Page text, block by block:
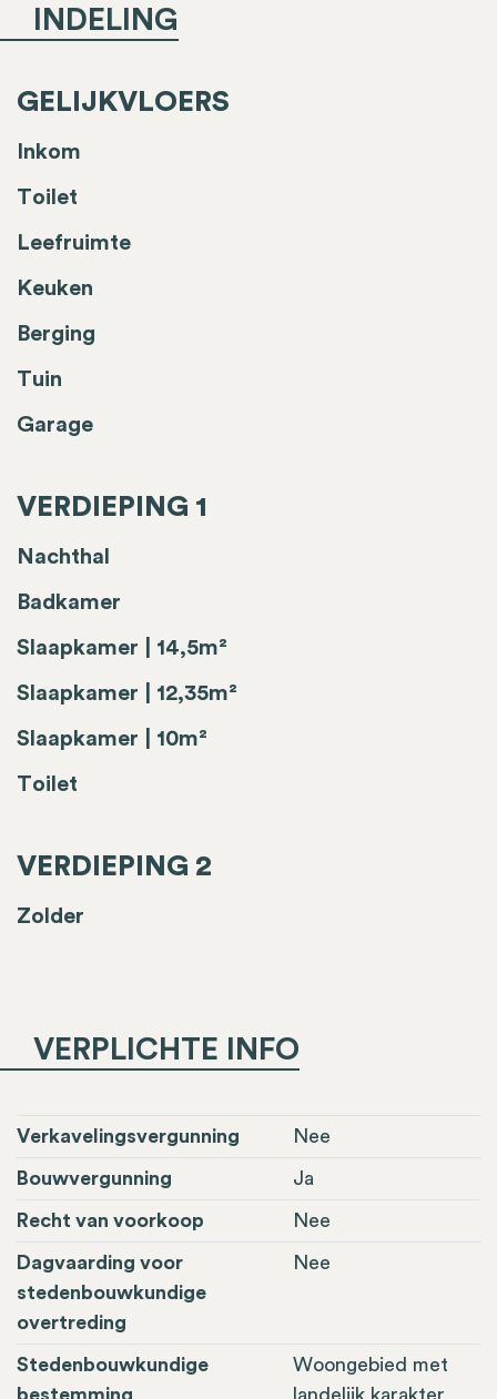
INDELING
GELIJKVLOERS
Inkom
Toilet
Leefruimte
Keuken
Berging
Tuin
Garage
VERDIEPING 1
Nachthal
Badkamer
Slaapkamer | 14,5m²
Slaapkamer | 12,35m²
Slaapkamer | 10m²
Toilet
VERDIEPING 2
Zolder
VERPLICHTE INFO
Verkavelingsvergunning Nee
Bouwvergunning Ja
Recht van voorkoop Nee
Dagvaarding voor
stedenbouwkundige
overtreding
Nee
Stedenbouwkundige
bestemming
Woongebied met
landelijk karakter